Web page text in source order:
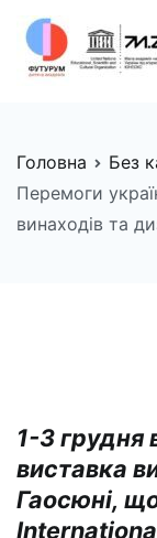
Перейти
вмісту
Головна
Без
Перемоги
винаходів та
1-3 грудня
виставка
Гаосюні,